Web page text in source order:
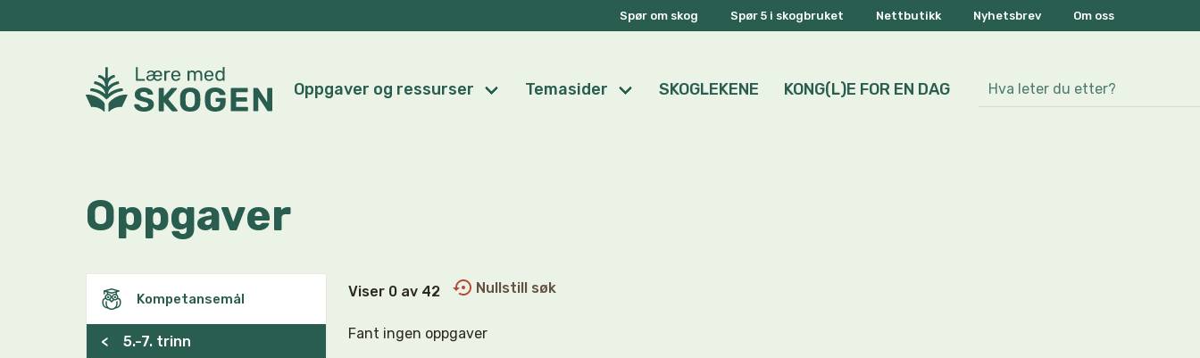
Spør om skog Spør 5 i skogbruket Nettbutikk Nyhetsbrev Om oss
Oppgaver og ressurser Temasider SKOGLEKENE KONG(L)E FOR EN DAG
Oppgaver
Kompetansemål
< 5.-7. trinn
Viser 0 av 42 Nullstill søk
Fant ingen oppgaver